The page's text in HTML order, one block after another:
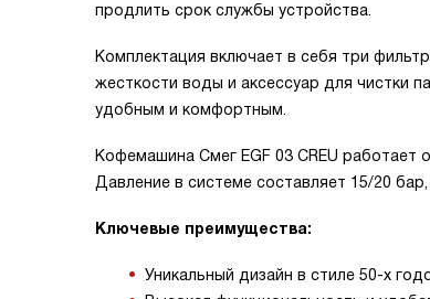
продлить срок службы устройства.
Комплектация включает в себя три
жесткости воды и аксессуар для чистки
удобным и комфортным.
Кофемашина Смег EGF 03 CREU
Давление в системе составляет 15/20
Ключевые преимущества:
Уникальный дизайн в стиле 50-х